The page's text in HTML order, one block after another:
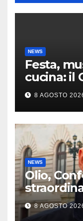
NEWS
Festa,
cucina: il
accende
8 AGOSTO
NEWS
Olio,
Calabria:
Governo”
8 AGOSTO